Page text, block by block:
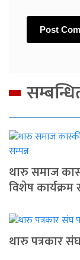
थारु समाज
विशेष कार्यक्रम
थारु पत्रकार